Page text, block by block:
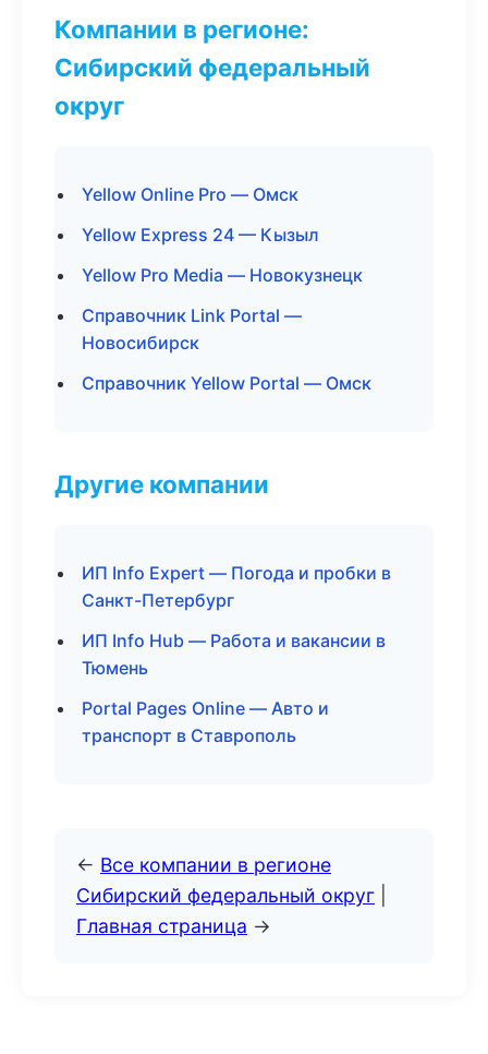
Компании в регионе:
Сибирский федеральный
округ
Yellow Online Pro — Омск
Yellow Express 24 — Кызыл
Yellow Pro Media — Новокузнецк
Справочник Link Portal —
Новосибирск
Справочник Yellow Portal — Омск
Другие компании
ИП Info Expert — Погода и пробки в
Санкт-Петербург
ИП Info Hub — Работа и вакансии в
Тюмень
Portal Pages Online — Авто и
транспорт в Ставрополь
← Все компании в регионе
Сибирский федеральный округ
Главная страница →